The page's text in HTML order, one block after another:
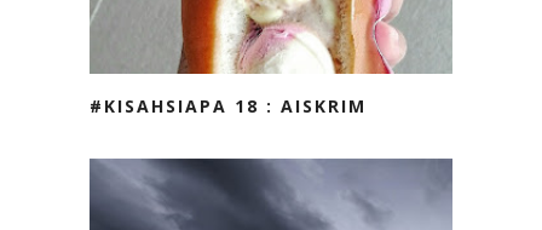
#KISAHSIAPA 18 : AISKRIM